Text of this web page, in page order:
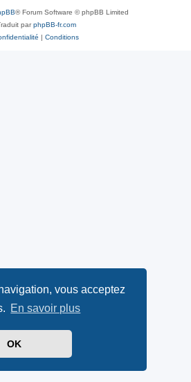
vous acceptez
En savoir plus
OK
® Forum Software © phpBB Limited
parphpBB-fr.com
| Conditions